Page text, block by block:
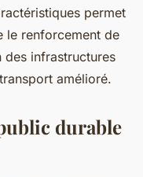
permet
le renforcement de
des infrastructures
amélioré.
durable